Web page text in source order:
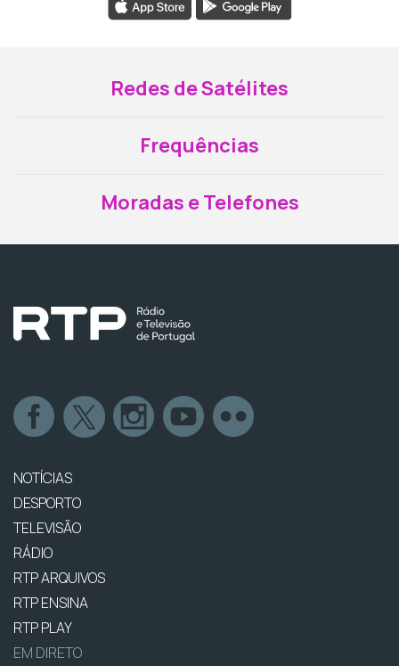
Redes de Satélites
Frequências
Moradas e Telefones
NOTÍCIAS
DESPORTO
TELEVISÃO
RÁDIO
RTP ARQUIVOS
RTP ENSINA
RTP PLAY
EM DIRETO